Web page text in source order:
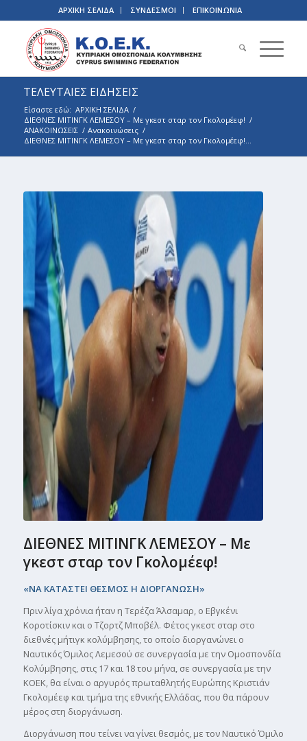
ΑΡΧΙΚΗ ΣΕΛΙΔΑ ΣΥΝΔΕΣΜΟΙ ΕΠΙΚΟΙΝΩΝΙΑ
ΤΕΛΕΥΤΑΙΕΣ ΕΙΔΗΣΕΙΣ
Είσαστε εδώ: ΑΡΧΙΚΗ ΣΕΛΙΔΑ /
ΔΙΕΘΝΕΣ ΜΙΤΙΝΓΚ ΛΕΜΕΣΟΥ – Με γκεστ σταρ τον Γκολομέεφ! /
ΑΝΑΚΟΙΝΩΣΕΙΣ / Ανακοινώσεις /
ΔΙΕΘΝΕΣ ΜΙΤΙΝΓΚ ΛΕΜΕΣΟΥ – Με γκεστ σταρ τον Γκολομέεφ!...
ΔΙΕΘΝΕΣ ΜΙΤΙΝΓΚ ΛΕΜΕΣΟΥ – Με
γκεστ σταρ τον Γκολομέεφ!
«ΝΑ ΚΑΤΑΣΤΕΙ ΘΕΣΜΟΣ Η ΔΙΟΡΓΑΝΩΣΗ»
Πριν λίγα χρόνια ήταν η Τερέζα Άλσαμαρ, ο Εβγκένι
Κοροτίσκιν και ο Τζορτζ Μποβέλ. Φέτος γκεστ σταρ στο
διεθνές μήτιγκ κολύμβησης, το οποίο διοργανώνει ο
Ναυτικός Όμιλος Λεμεσού σε συνεργασία με την Ομοσπονδία
Κολύμβησης, στις 17 και 18 του μήνα, σε συνεργασία με την
ΚΟΕΚ, θα είναι ο αργυρός πρωταθλητής Ευρώπης Κριστιάν
Γκολομέεφ και τμήμα της εθνικής Ελλάδας, που θα πάρουν
μέρος στη διοργάνωση.
Διοργάνωση που τείνει να γίνει θεσμός, με τον Ναυτικό Όμιλο